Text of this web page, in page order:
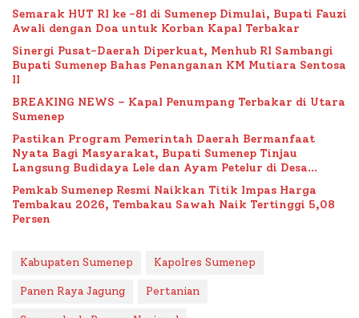
Semarak HUT RI ke -81 di Sumenep Dimulai, Bupati Fauzi
Awali dengan Doa untuk Korban Kapal Terbakar
Sinergi Pusat-Daerah Diperkuat, Menhub RI Sambangi
Bupati Sumenep Bahas Penanganan KM Mutiara Sentosa
II
BREAKING NEWS – Kapal Penumpang Terbakar di Utara
Sumenep
Pastikan Program Pemerintah Daerah Bermanfaat
Nyata Bagi Masyarakat, Bupati Sumenep Tinjau
Langsung Budidaya Lele dan Ayam Petelur di Desa
Pemkab Sumenep Resmi Naikkan Titik Impas Harga
Tembakau 2026, Tembakau Sawah Naik Tertinggi 5,08
Persen
Kabupaten Sumenep Kapolres Sumenep
Panen Raya Jagung Pertanian